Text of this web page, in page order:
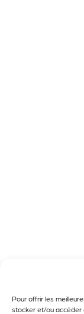
Pour offrir les
stocker et/ou accéder